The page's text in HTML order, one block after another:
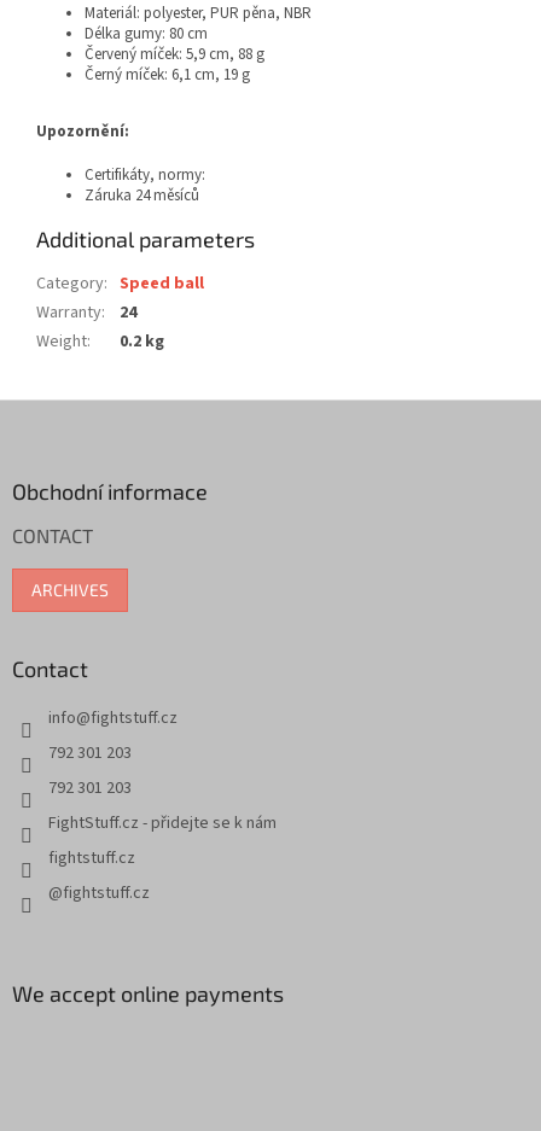
Materiál: polyester, PUR pěna, NBR
Délka gumy: 80 cm
Červený míček: 5,9 cm, 88 g
Černý míček: 6,1 cm, 19 g
Upozornění:
Certifikáty, normy:
Záruka 24 měsíců
Additional parameters
Category: Speed ball
Warranty:
24
Weight: 0.2 kg
Obchodní informace
CONTACT
ARCHIVES
Contact
info@fightstuff.cz
792 301 203
792 301 203
FightStuff.cz - přidejte se k nám
fightstuff.cz
@fightstuff.cz
We accept online payments